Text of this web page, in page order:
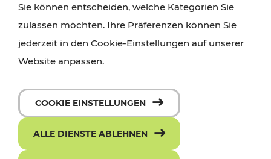
Sie können entscheiden, welche Kategorien Sie
zulassen möchten. Ihre Präferenzen können Sie
jederzeit in den Cookie-Einstellungen auf unserer
Website anpassen.
COOKIE EINSTELLUNGEN
ALLE DIENSTE ABLEHNEN